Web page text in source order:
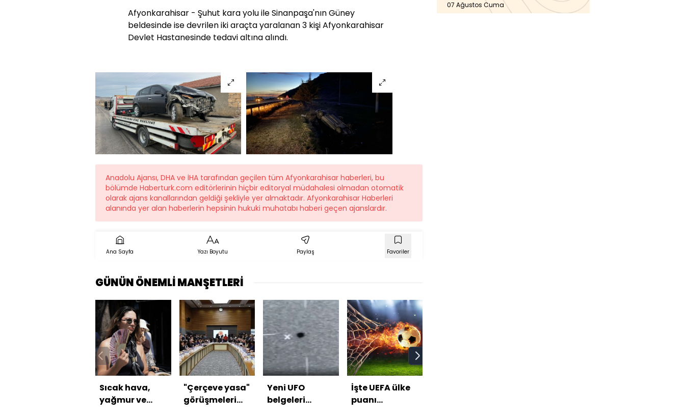
Afyonkarahisar - Şuhut kara yolu ile Sinanpaşa'nın Güney
beldesinde ise devrilen iki araçta yaralanan 3 kişi Afyonkarahisar
Devlet Hastanesinde tedavi altına alındı.
Anadolu Ajansı, DHA ve İHA tarafından geçilen tüm Afyonkarahisar haberleri, bu
bölümde Haberturk.com editörlerinin hiçbir editoryal müdahalesi olmadan otomatik
olarak ajans kanallarından geldiği şekliyle yer almaktadır. Afyonkarahisar Haberleri
alanında yer alan haberlerin hepsinin hukuki muhatabı haberi geçen ajanslardır.
Ana Sayfa Yazı Boyutu Paylaş Favoriler
GÜNÜN ÖNEMLİ MANŞETLERİ
Sıcak hava,
yağmur ve
"Çerçeve yasa"
görüşmeleri
Yeni UFO
belgeleri
İşte UEFA ülke
puanı
07 Ağustos Cuma